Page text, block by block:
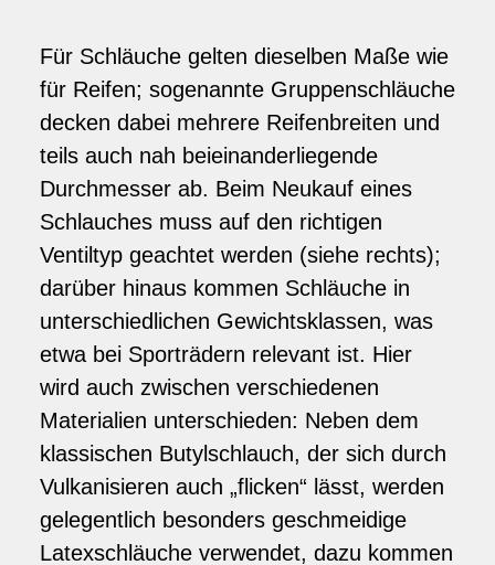
Für Schläuche gelten dieselben Maße wie
für Reifen; sogenannte Gruppenschläuche
decken dabei mehrere Reifenbreiten und
teils auch nah beieinanderliegende
Durchmesser ab. Beim Neukauf eines
Schlauches muss auf den richtigen
Ventiltyp geachtet werden (siehe rechts);
darüber hinaus kommen Schläuche in
unterschiedlichen Gewichtsklassen, was
etwa bei Sporträdern relevant ist. Hier
wird auch zwischen verschiedenen
Materialien unterschieden: Neben dem
klassischen Butylschlauch, der sich durch
Vulkanisieren auch „flicken“ lässt, werden
gelegentlich besonders geschmeidige
Latexschläuche verwendet, dazu kommen